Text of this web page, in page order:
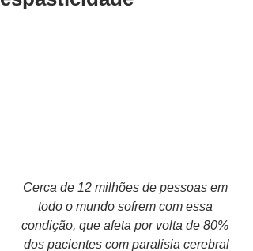
Cerca de 12 milhões de pessoas em
todo o mundo sofrem com essa
condição, que afeta por volta de 80%
dos pacientes com paralisia cerebral